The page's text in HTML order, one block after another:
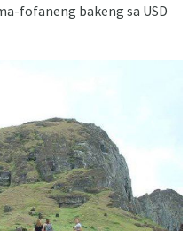
fofaneng bakeng sa USD